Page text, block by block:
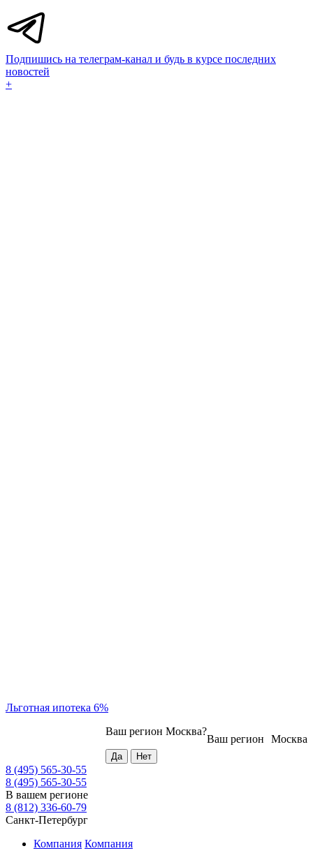
Подпишись на телеграм-канал и будь в курсе последних
новостей
+
Льготная ипотека 6%
Москва
Ваш регион
Ваш регион Москва?
8 (495) 565-30-55
8 (495) 565-30-55
В вашем регионе
8 (812) 336-60-79
Санкт-Петербург
Компания Компания